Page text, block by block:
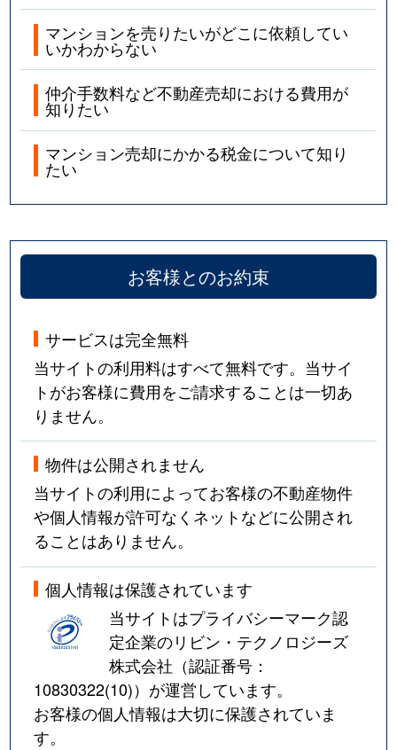
マンションを売りたいがどこに依頼してい
いかわからない
仲介手数料など不動産売却における費用が
知りたい
マンション売却にかかる税金について知り
たい
お客様とのお約束
サービスは完全無料
当サイトの利用料はすべて無料です。当サイ
トがお客様に費用をご請求することは一切あ
りません。
物件は公開されません
当サイトの利用によってお客様の不動産物件
や個人情報が許可なくネットなどに公開され
ることはありません。
個人情報は保護されています
当サイトはプライバシーマーク認
定企業のリビン・テクノロジーズ
株式会社（認証番号：
10830322(10)）が運営しています。
お客様の個人情報は大切に保護されていま
す。